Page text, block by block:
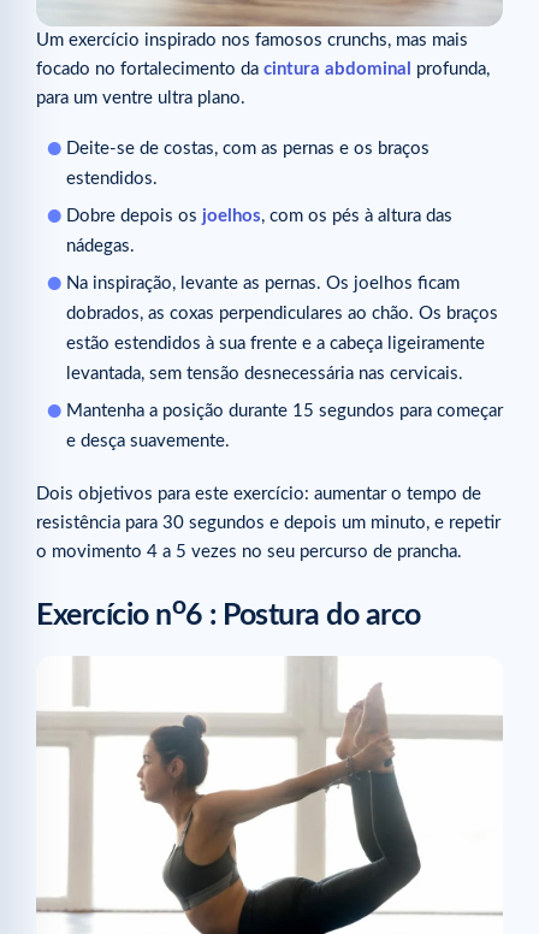
Um exercício inspirado nos famosos crunchs, mas mais
focado no fortalecimento da cintura abdominal
profunda,
para um ventre ultra plano.
Deite-se de costas, com as pernas e os braços
estendidos.
Dobre depois os joelhos, com os pés à altura das
nádegas.
Na inspiração, levante as pernas. Os joelhos ficam
dobrados, as coxas perpendiculares ao chão. Os braços
estão estendidos à sua frente e a cabeça ligeiramente
levantada, sem tensão desnecessária nas cervicais.
Mantenha a posição durante 15 segundos para começar
e desça suavemente.
Dois objetivos para este exercício: aumentar o tempo de
resistência para 30 segundos e depois um minuto, e repetir
o movimento 4 a 5 vezes no seu percurso de prancha.
Exercício no6 : Postura do arco